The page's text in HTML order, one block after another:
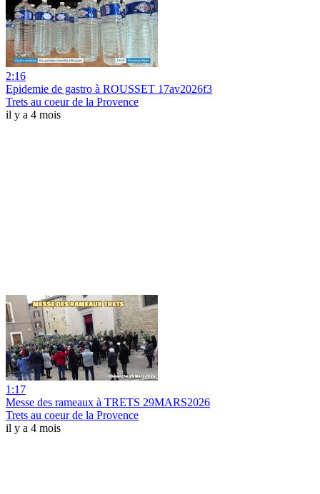
2:16
Epidemie de gastro à ROUSSET 17av2026f3
Trets au coeur de la Provence
il y a 4 mois
1:17
Messe des rameaux à TRETS 29MARS2026
Trets au coeur de la Provence
il y a 4 mois